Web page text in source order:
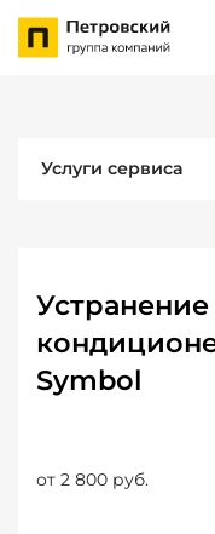
Услуги сервиса
Устранение
Symbol
от 2 800 руб.